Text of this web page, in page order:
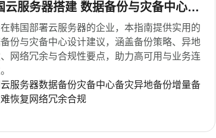
云服务器搭建 数据备份与灾备中心设
实用指南
韩国部署云服务器的企业，本指南提供实用的
份与灾备中心设计建议，涵盖备份策略、异地
网络冗余与合规性要点，助力高可用与业务连
服务器数据备份灾备中心备灾异地备份增量备
恢复网络冗余合规